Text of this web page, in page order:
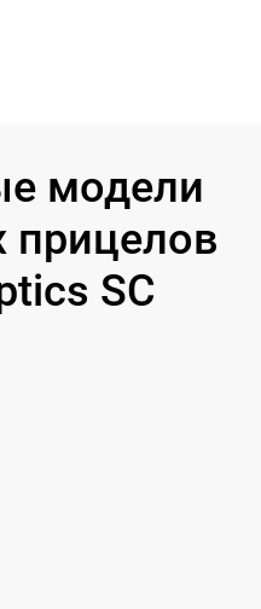
модели
прицелов
SC